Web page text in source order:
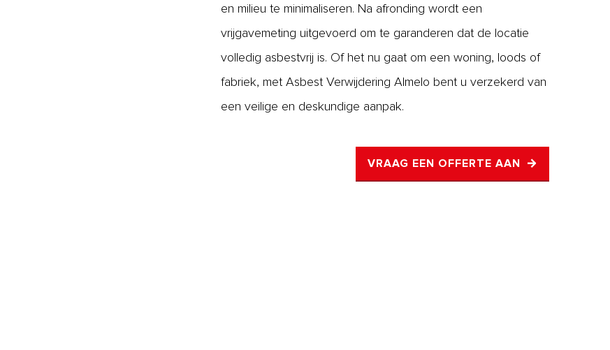
en milieu te minimaliseren. Na afronding wordt een
vrijgavemeting uitgevoerd om te garanderen dat de locatie
volledig asbestvrij is. Of het nu gaat om een woning, loods of
fabriek, met Asbest Verwijdering Almelo bent u verzekerd van
een veilige en deskundige aanpak.
VRAAG EEN OFFERTE AAN